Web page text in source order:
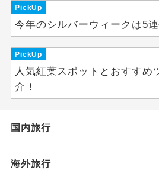
PickUp
今年のシルバーウィークは5連
PickUp
人気紅葉スポットとおすすめ
介！
国内旅行
海外旅行